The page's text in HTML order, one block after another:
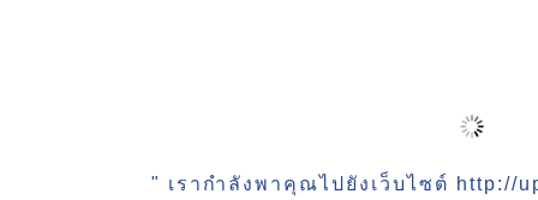
" เรากำลังพาคุณไปยังเว็บไซต์ http://